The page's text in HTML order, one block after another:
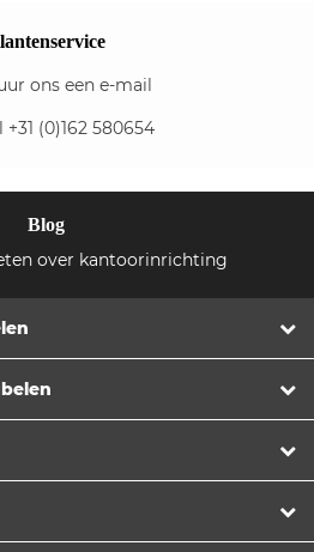
ons een e-mail
+31 (0)162 580654
Blog
over kantoorinrichting